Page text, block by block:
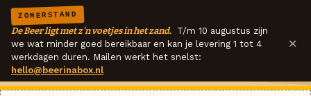
ZOMERSTAND
De Beer ligt met z'n voetjes in het zand. T/m 10 augustus zijn
we wat minder goed bereikbaar en kan je levering 1 tot 4
werkdagen duren. Mailen werkt het snelst:
hello@beerinabox.nl
×